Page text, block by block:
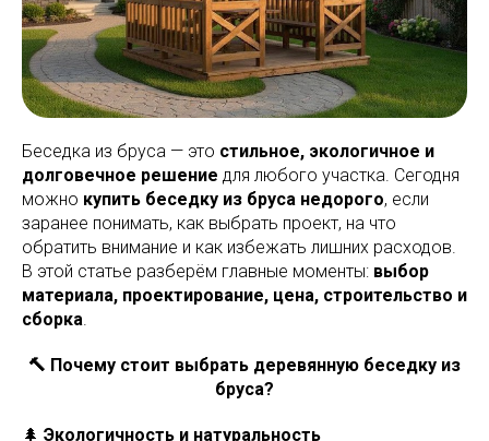
Беседка из бруса — это стильное, экологичное и
долговечное решение для любого участка. Сегодня
можно купить беседку из бруса недорого, если
заранее понимать, как выбрать проект, на что
обратить внимание и как избежать лишних расходов.
В этой статье разберём главные моменты: выбор
материала, проектирование, цена, строительство и
сборка.
🔨 Почему стоит выбрать деревянную беседку из
бруса?
🌲 Экологичность и натуральность